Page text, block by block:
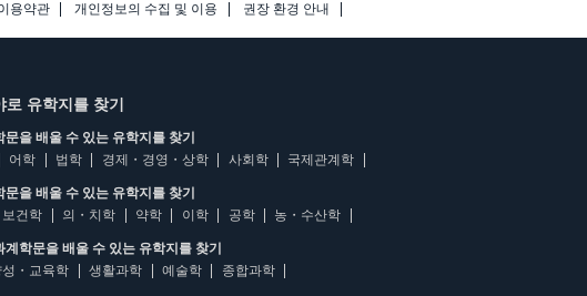
용약관 개인정보의 수집 및 이용 권장 환경 안내
로 유학지를 찾기
문을 배울 수 있는 유학지를 찾기
어학 법학 경제・경영・상학 사회학 국제관계학
문을 배울 수 있는 유학지를 찾기
건학
의・치학 약학 이학 공학 농・수산학
계학문을 배울 수 있는 유학지를 찾기
・교육학
생활과학 예술학 종합과학